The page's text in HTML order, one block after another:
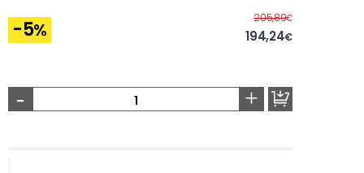
-5%
205,89€Antes
194,24€
- +